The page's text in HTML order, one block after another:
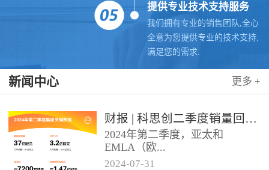
提供专业技术支持服务
我们拥有专业的销售团队,全心
全意为您提供专业的技术支持,
满足您的需求.
新闻中心 更多 +
财报 | 科思创二季度销量回升，稳步推进转型
2024年第二季度，亚太和
EMLA（欧...
2024-07-31